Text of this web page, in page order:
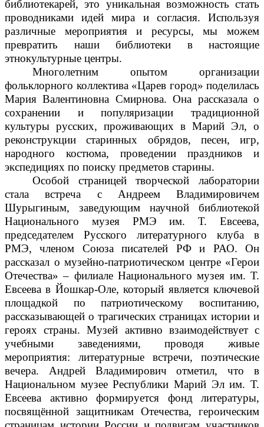
библиотекарей, это уникальная возможность стать
проводниками идей мира и согласия. Используя
различные мероприятия и ресурсы, мы можем
превратить наши библиотеки в настоящие
этнокультурные центры.
Многолетним опытом организации
фольклорного коллектива «Царев город» поделилась
Мария Валентиновна Смирнова. Она рассказала о
сохранении и популяризации традиционной
культуры русских, проживающих в Марий Эл, о
реконструкции старинных обрядов, песен, игр,
народного костюма, проведении праздников и
экспедициях по поиску предметов старины.
Особой страницей творческой лаборатории
стала встреча с Андреем Владимировичем
Шурыгиным, заведующим научной библиотекой
Национального музея РМЭ им. Т. Евсеева,
председателем Русского литературного клуба в
РМЭ, членом Союза писателей РФ и РАО. Он
рассказал о музейно-патриотическом центре «Герои
Отечества» – филиале Национального музея им. Т.
Евсеева в Йошкар-Оле, который является ключевой
площадкой по патриотическому воспитанию,
рассказывающей о трагических страницах истории и
героях страны. Музей активно взаимодействует с
учебными заведениями, проводя живые
мероприятия: литературные встречи, поэтические
вечера. Андрей Владимирович отметил, что в
Национальном музее Республики Марий Эл им. Т.
Евсеева активно формируется фонд литературы,
посвящённой защитникам Отечества, героическим